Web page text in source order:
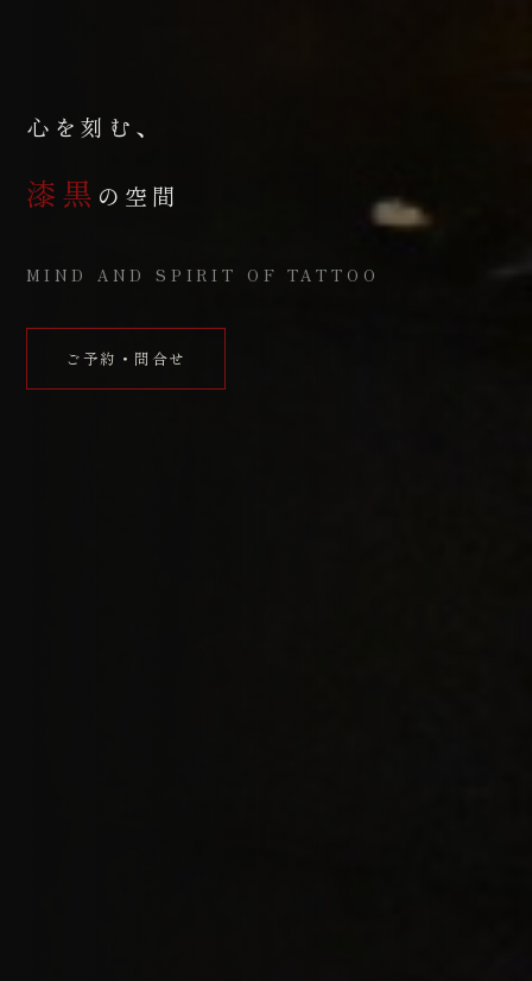
心を刻む、
漆黒 の空間
MIND AND SPIRIT OF TATTOO
ご予約・問合せ